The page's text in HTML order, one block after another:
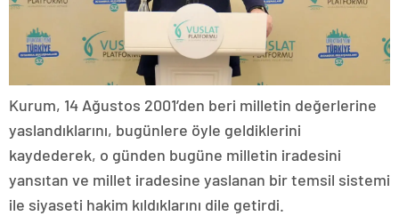
Kurum, 14 Ağustos 2001’den beri milletin değerlerine
yaslandıklarını, bugünlere öyle geldiklerini
kaydederek, o günden bugüne milletin iradesini
yansıtan ve millet iradesine yaslanan bir temsil sistemi
ile siyaseti hakim kıldıklarını dile getirdi.